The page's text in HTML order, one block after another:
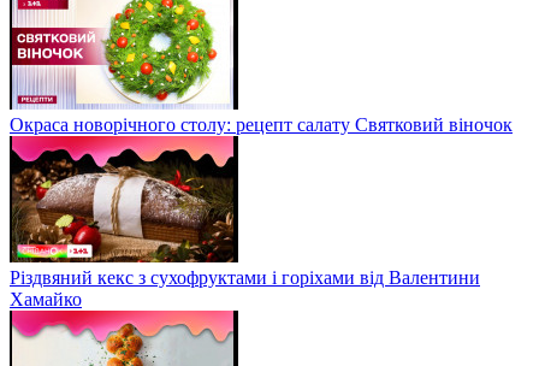
Окраса новорічного столу: рецепт салату Святковий віночок
Різдвяний кекс з сухофруктами і горіхами від Валентини
Хамайко